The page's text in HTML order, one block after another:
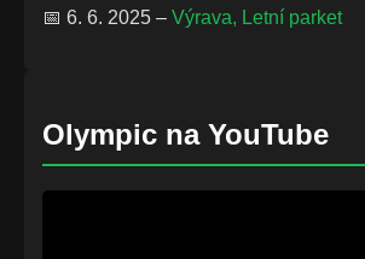
📅 6. 6. 2025 – Výrava, Letní parket
Olympic na YouTube